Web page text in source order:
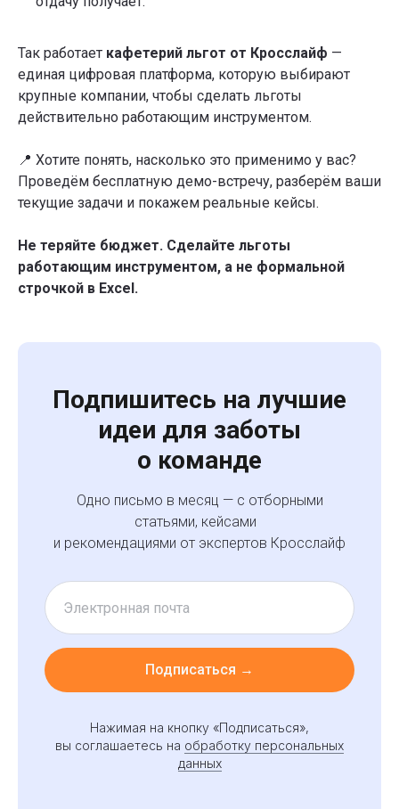
Так работает кафетерий льгот от Кросслайф —
единая цифровая платформа, которую выбирают
крупные компании, чтобы сделать льготы
действительно работающим инструментом.
📍 Хотите понять, насколько это применимо у вас?
Проведём бесплатную демо-встречу, разберём ваши
текущие задачи и покажем реальные кейсы.
Не теряйте бюджет. Сделайте льготы
работающим инструментом, а не формальной
строчкой в Excel.
Подпишитесь на лучшие
идеи для заботы
о команде
Одно письмо в месяц — с отборными
статьями, кейсами
и рекомендациями от экспертов Кросслайф
Подписаться →
Нажимая на кнопку «Подписаться»,
вы соглашаетесь на обработку персональных
данных
Отправить заявку
распространение или иное использование материала без
письменного разрешения не допускается.
КПП 781301001
ОГРН 123 7800010249
Запланируйте 45 минут на демо-встречу.
Реквизиты
IT-платформа
Психологическое и
ментальное здоровье
Корпоративный спорт
+7 (495) 308-38-50
sales@crosslife.me
Умный кафетерий льгот
Индекс благополучия
Каталог контента
г. Санкт-Петербург,
ул. Бармалеева, д. 9 А
9:00 - 18:00